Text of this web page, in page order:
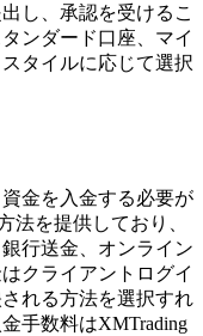
し、承認を受けるこ
ンダード口座、マイ
タイルに応じて選択
金を入金する必要が
法を提供しており、
行送金、オンライン
クライアントログイ
れる方法を選択すれ
手数料はXMTrading